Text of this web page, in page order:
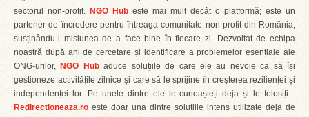
sectorul non-profit. NGO Hub este mai mult decât o platformă; este un
partener de încredere pentru întreaga comunitate non-profit din România,
susținându-i misiunea de a face bine în fiecare zi. Dezvoltat de echipa
noastră după ani de cercetare și identificare a problemelor esențiale ale
ONG-urilor, NGO Hubaduce soluțiile de care ele au nevoie ca să își
gestioneze activitățile zilnice și care să le sprijine în creșterea rezilienței și
independenței lor. Pe unele dintre ele le cunoașteți deja și le folosiți -
Redirectioneaza.ro este doar una dintre soluțiile intens utilizate deja de